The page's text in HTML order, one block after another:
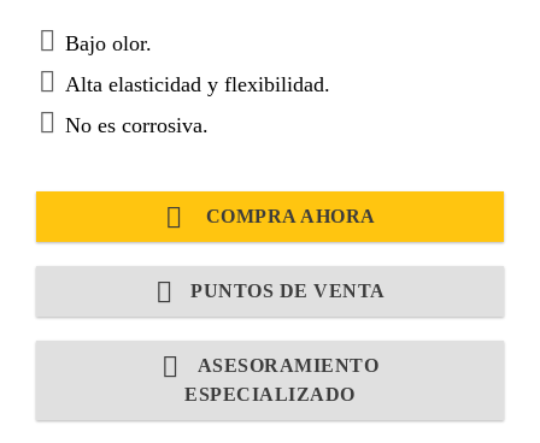
Bajo olor.
Alta elasticidad y flexibilidad.
No es corrosiva.
COMPRA AHORA
PUNTOS DE VENTA
ASESORAMIENTO
ESPECIALIZADO